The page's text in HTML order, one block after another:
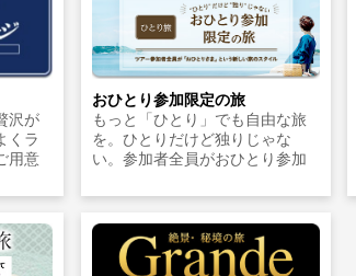
沢が
くラ
用意
おひとり参加限定の旅
もっと「ひとり」でも自由な旅
を。ひとりだけど独りじゃな
い。参加者全員がおひとり参加